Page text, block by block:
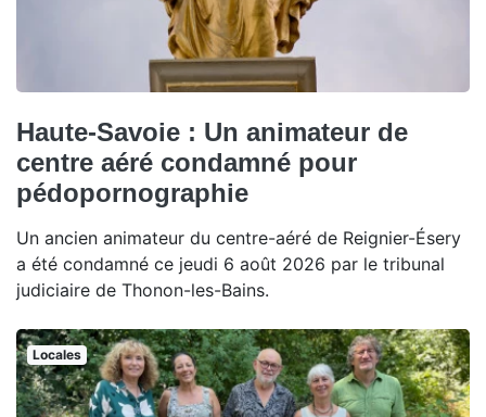
Haute-Savoie : Un animateur de
centre aéré condamné pour
pédopornographie
Un ancien animateur du centre-aéré de Reignier-Ésery
a été condamné ce jeudi 6 août 2026 par le tribunal
judiciaire de Thonon-les-Bains.
Locales